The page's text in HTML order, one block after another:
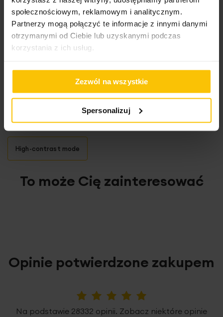
społecznościowym, reklamowym i analitycznym.
Partnerzy mogą połączyć te informacje z innymi danymi
otrzymanymi od Ciebie lub uzyskanymi podczas
korzystania z ich usług.
Zezwól na wszystkie
Spersonalizuj
100%
Polecam
Wysłany na18.11.2024
Jestem b zadowolona
High-contrast mode
To może Cię zainteresować
Opinie potwierdzone zakupem
Na podstawie 28332 opinii. Zobacz niektóre opinie